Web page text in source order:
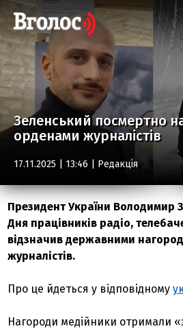
Зеленський посмертно
орденами журналістів
17.11.2025 | 13:46 | Редакція
Президент України Володимир
Дня працівників радіо,
відзначив державними
журналістів.
Про це йдеться у відповідному
Нагороди медійники отримали